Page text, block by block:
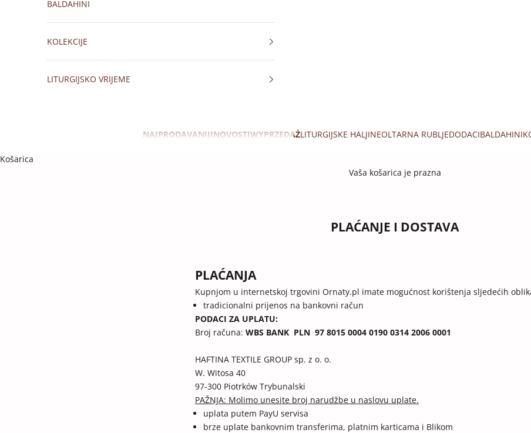
NAJPRODAVANIJINOVOSTIWYPRZEDAŻLITURGIJSKE HALJINEOLTARNA RUBLJEDODACIBALDAHINI
BALDAHINI
KOLEKCIJE
LITURGIJSKO VRIJEME
Košarica
Vaša košarica je prazna
PLAĆANJE I DOSTAVA
PLAĆANJA
Kupnjom u internetskoj trgovini Ornaty.pl imate mogućnost korištenja sljedećih
tradicionalni prijenos na bankovni račun
PODACI ZA UPLATU:
Broj računa: WBS BANK PLN 97 8015 0004 0190 0314 2006 0001
HAFTINA TEXTILE GROUP sp. z o. o.
W. Witosa 40
97-300 Piotrków Trybunalski
PAŽNJA: Molimo unesite broj narudžbe u naslovu uplate.
uplata putem PayU servisa
brze uplate bankovnim transferima, platnim karticama i Blikom